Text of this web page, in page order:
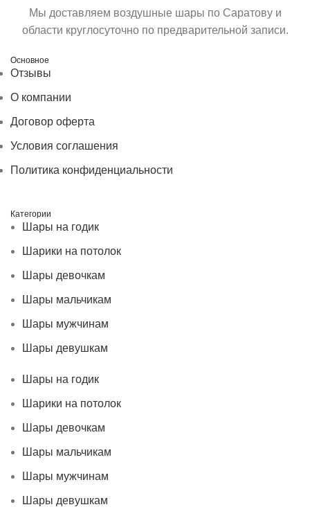
Мы доставляем воздушные шары по Саратову и
области круглосуточно по предварительной записи.
Основное
Отзывы
О компании
Договор оферта
Условия соглашения
Политика конфиденциальности
Категории
Шары на годик
Шарики на потолок
Шары девочкам
Шары мальчикам
Шары мужчинам
Шары девушкам
Шары на годик
Шарики на потолок
Шары девочкам
Шары мальчикам
Шары мужчинам
Шары девушкам